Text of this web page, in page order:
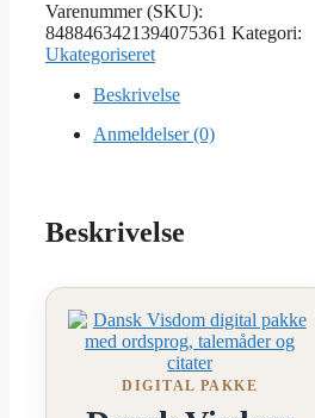
Varenummer (SKU):
8488463421394075361 Kategori:
Ukategoriseret
Beskrivelse
Anmeldelser (0)
Beskrivelse
DIGITAL PAKKE